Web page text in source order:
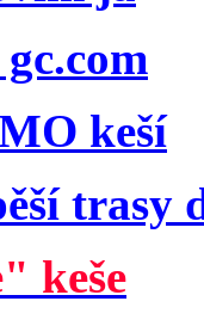
keší
trasy
keše